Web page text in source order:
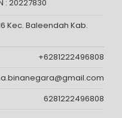
: 20227830
Kec. Baleendah Kab.
+6281222496808
6281222496808